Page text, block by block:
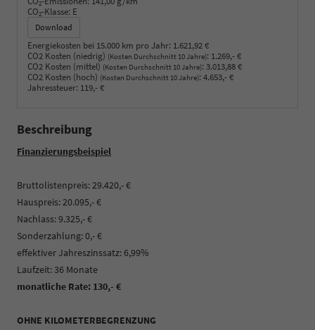
2
CO2-Klasse: E
Download
Energiekosten bei 15.000 km pro Jahr: 1.621,92 €
CO2 Kosten (niedrig) (Kosten Durchschnitt 10 Jahre): 1.269,- €
CO2 Kosten (mittel) (Kosten Durchschnitt 10 Jahre): 3.013,88 €
CO2 Kosten (hoch) (Kosten Durchschnitt 10 Jahre): 4.653,- €
Jahressteuer: 119,- €
Beschreibung
Finanzierungsbeispiel
Bruttolistenpreis: 29.420,- €
Hauspreis: 20.095,- €
Nachlass: 9.325,- €
Sonderzahlung: 0,- €
effektiver Jahreszinssatz: 6,99%
Laufzeit: 36 Monate
monatliche Rate: 130,- €
OHNE KILOMETERBEGRENZUNG